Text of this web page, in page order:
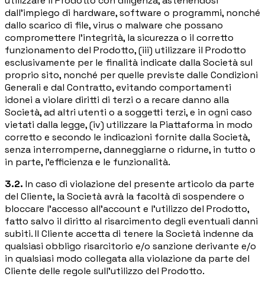
dall'impiego di hardware, software o programmi, nonché
dallo scarico di file, virus o malware che possano
compromettere l'integrità, la sicurezza o il corretto
funzionamento del Prodotto, (iii) utilizzare il Prodotto
esclusivamente per le finalità indicate dalla Società sul
proprio sito, nonché per quelle previste dalle Condizioni
Generali e dal Contratto, evitando comportamenti
idonei a violare diritti di terzi o a recare danno alla
Società, ad altri utenti o a soggetti terzi, e in ogni caso
vietati dalla legge, (iv) utilizzare la Piattaforma in modo
corretto e secondo le indicazioni fornite dalla Società,
senza interromperne, danneggiarne o ridurne, in tutto o
in parte, l'efficienza e le funzionalità.
3.2. In caso di violazione del presente articolo da parte
del Cliente, la Società avrà la facoltà di sospendere o
bloccare l'accesso all'account e l'utilizzo del Prodotto,
fatto salvo il diritto al risarcimento degli eventuali danni
subiti. Il Cliente accetta di tenere la Società indenne da
qualsiasi obbligo risarcitorio e/o sanzione derivante e/o
in qualsiasi modo collegata alla violazione da parte del
Cliente delle regole sull'utilizzo del Prodotto.